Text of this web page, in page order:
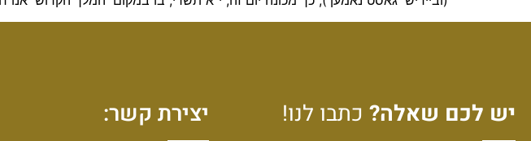
יש לכם שאלה? כתבו לנו! יצירת קשר: